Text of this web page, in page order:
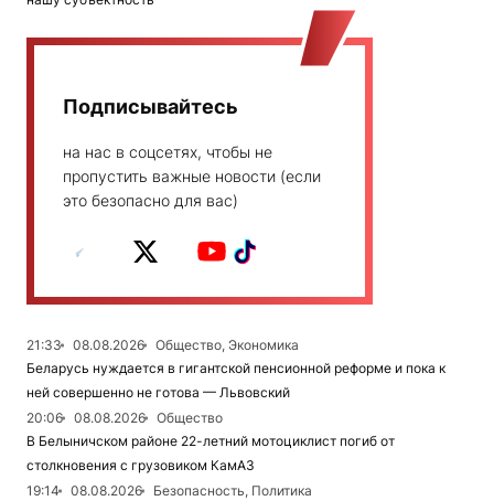
Подписывайтесь
на нас в соцсетях, чтобы не
пропустить важные новости (если
это безопасно для вас)
21:33 08.08.2026
Общество, Экономика
Беларусь нуждается в гигантской пенсионной реформе и пока к
ней совершенно не готова — Львовский
20:06
08.08.2026
Общество
В Белыничском районе 22-летний мотоциклист погиб от
столкновения с грузовиком КамАЗ
19:14
08.08.2026
Безопасность, Политика